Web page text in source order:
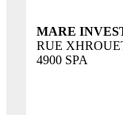
MARE
RUE
4900 SPA